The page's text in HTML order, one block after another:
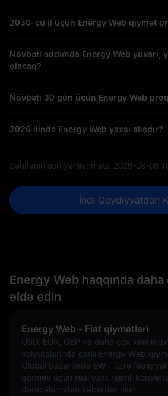
2030-cu il üçün Energy Web qiymət
Növbəti addımda Energy Web yuxarı,
olacaq?
Növbəti 30 gün üçün Energy Web
2026 ilində Energy Web yaxşı alışdır?
Səhifənin son yenilənməsi: 2026-08-06
İndi Qeydiyyatdan
Energy Web haqqında
əldə edin
Energy Web - Fiat qiymətləri
USD, EUR, GBP və daha çox kimi
valyutalarında canlı Energy Web
Qlobal bazarlarda EWT üzrə
görmək üçün real vaxt rejimli
dərəcələrindən xəbərdar olun.